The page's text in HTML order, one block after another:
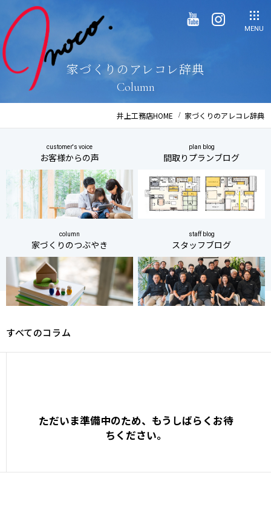
MENU
家づくりのアレコレ辞典
Column
井上工務店HOME 家づくりのアレコレ辞典
customer's voice
お客様からの声
plan blog
間取りプランブログ
column
家づくりのつぶやき
staff blog
スタッフブログ
すべてのコラム
ただいま準備中のため、もうしばらくお待
ちください。